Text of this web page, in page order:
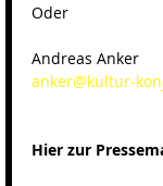
Oder
Andreas Anker
anker@kultur-
Hier zur